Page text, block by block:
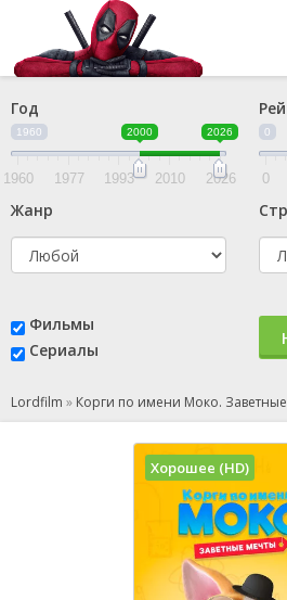
Год
1960 2000 2026
1960 1977 1993 2010 2026
0
0
Жанр
Фильмы
Сериалы
Lordfilm » Корги по имени Моко.
Хорошее (HD)